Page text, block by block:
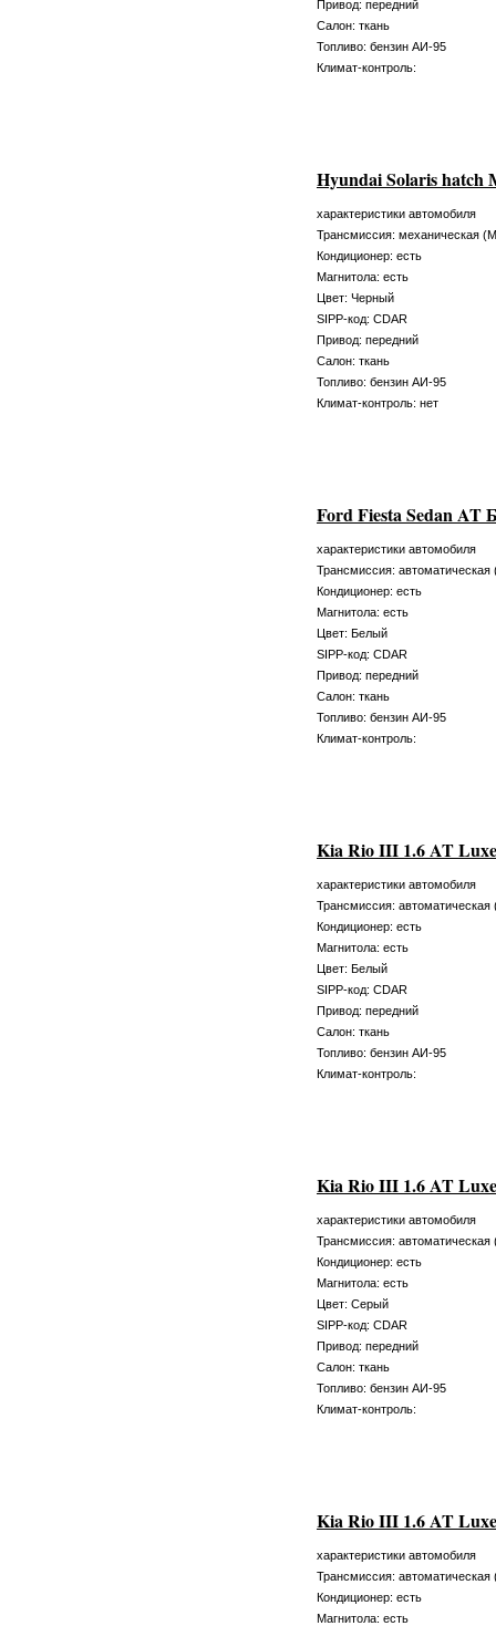
Привод: передний
Салон: ткань
Топливо: бензин АИ-95
Климат-контроль:
Hyundai Solaris
характеристики автомобиля
Трансмиссия: механическая
Кондиционер: есть
Магнитола: есть
Цвет: Черный
SIPP-код: CDAR
Привод: передний
Салон: ткань
Топливо: бензин АИ-95
Климат-контроль: нет
Ford Fiesta Sedan AT
характеристики автомобиля
Трансмиссия: автоматическая
Кондиционер: есть
Магнитола: есть
Цвет: Белый
SIPP-код: CDAR
Привод: передний
Салон: ткань
Топливо: бензин АИ-95
Климат-контроль:
Kia Rio III 1.6 AT
характеристики автомобиля
Трансмиссия: автоматическая
Кондиционер: есть
Магнитола: есть
Цвет: Белый
SIPP-код: CDAR
Привод: передний
Салон: ткань
Топливо: бензин АИ-95
Климат-контроль:
Kia Rio III 1.6 AT
характеристики автомобиля
Трансмиссия: автоматическая
Кондиционер: есть
Магнитола: есть
Цвет: Серый
SIPP-код: CDAR
Привод: передний
Салон: ткань
Топливо: бензин АИ-95
Климат-контроль:
Kia Rio III 1.6 AT
характеристики автомобиля
Трансмиссия: автоматическая
Кондиционер: есть
Магнитола: есть